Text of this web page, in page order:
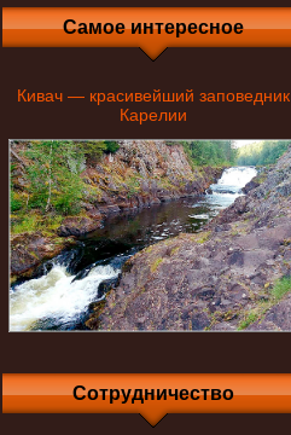
Самое интересное
Кивач — красивейший заповедник
Карелии
Сотрудничество